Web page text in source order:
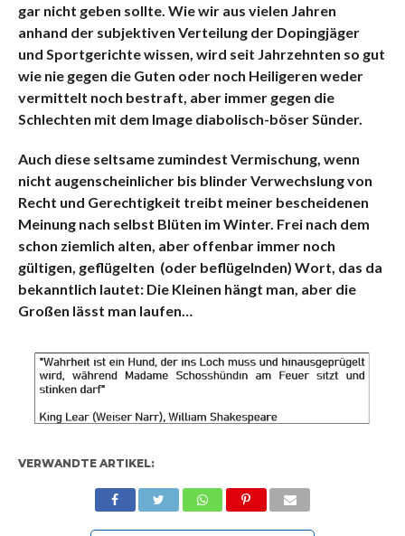
gar nicht geben sollte. Wie wir aus vielen Jahren
anhand der subjektiven Verteilung der Dopingjäger
und Sportgerichte wissen, wird seit Jahrzehnten so gut
wie nie gegen die Guten oder noch Heiligeren weder
vermittelt noch bestraft, aber immer gegen die
Schlechten mit dem Image diabolisch-böser Sünder.
Auch diese seltsame zumindest Vermischung, wenn
nicht augenscheinlicher bis blinder Verwechslung von
Recht und Gerechtigkeit treibt meiner bescheidenen
Meinung nach selbst Blüten im Winter. Frei nach dem
schon ziemlich alten, aber offenbar immer noch
gültigen, geflügelten (oder beflügelnden) Wort, das da
bekanntlich lautet: Die Kleinen hängt man, aber die
Großen lässt man laufen…
VERWANDTE ARTIKEL: